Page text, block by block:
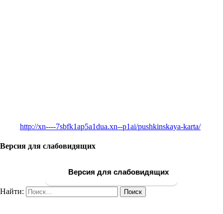
http://xn----7sbfk1ap5a1dua.xn--p1ai/pushkinskaya-karta/
Версия для слабовидящих
Версия для слабовидящих
Найти: